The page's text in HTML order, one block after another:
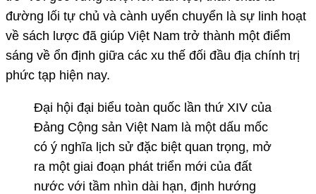
đường lối tự chủ và cành uyển chuyển là sự linh hoạt
về sách lược đã giúp Việt Nam trở thành một điểm
sáng về ổn định giữa các xu thế đối đầu địa chính trị
phức tạp hiện nay.
Đại hội đại biểu toàn quốc lần thứ XIV của
Đảng Cộng sản Việt Nam là một dấu mốc
có ý nghĩa lịch sử đặc biệt quan trọng, mở
ra một giai đoạn phát triển mới của đất
nước với tầm nhìn dài hạn, định hướng